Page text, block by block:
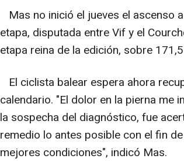
Mas no inició el jueves el ascenso
etapa, disputada entre Vif y el
etapa reina de la edición, sobre
El ciclista balear espera ahora
calendario. "El dolor en la pierna me
la sospecha del diagnóstico, fue
remedio lo antes posible con el fin
mejores condiciones", indicó Mas.